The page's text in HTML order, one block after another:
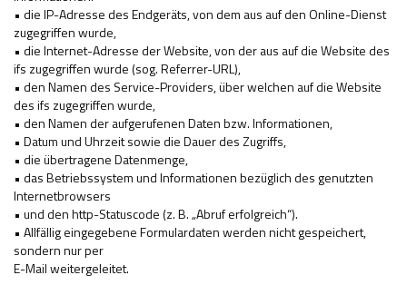
• die IP-Adresse des Endgeräts, von dem aus auf den Online-Dienst
zugegriffen wurde,
• die Internet-Adresse der Website, von der aus auf die Website des
ifs zugegriffen wurde (sog. Referrer-URL),
• den Namen des Service-Providers, über welchen auf die Website
des ifs zugegriffen wurde,
• den Namen der aufgerufenen Daten bzw. Informationen,
• Datum und Uhrzeit sowie die Dauer des Zugriffs,
• die übertragene Datenmenge,
• das Betriebssystem und Informationen bezüglich des genutzten
Internetbrowsers
• und den http-Statuscode (z. B. „Abruf erfolgreich“).
• Allfällig eingegebene Formulardaten werden nicht gespeichert,
sondern nur per
E-Mail weitergeleitet.